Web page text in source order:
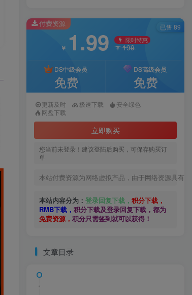
付费资源
￥ 1.99 限时特惠
￥199
DS中级会员
免费
DS高级会员
免费
更新及时 极速下载
安全绿色
网盘下载
立即购买
您当前未登录！建议登陆后购买，可保存购买订
单
本站付费资源为网络虚拟产品，由于网络资源具有
本站内容分为： 登录回复下载， 积分下载，
RMB下载， 积分下载及登录回复下载，都为
免费资源， 积分只需签到就可以获得！
已售 89
文章目录